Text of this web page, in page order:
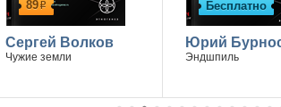
89р
Сергей Волков
Чужие земли
Бесплатно
Юрий
Эндшпиль